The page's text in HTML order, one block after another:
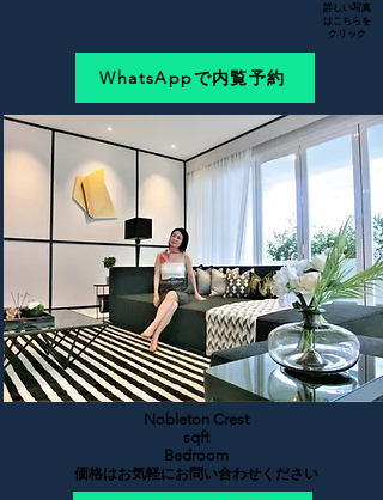
詳しい写真
はこちらを
クリック
WhatsAppで内覧予約
Nobleton Crest
sqft
Bedroom
価格はお気軽にお問い合わせください